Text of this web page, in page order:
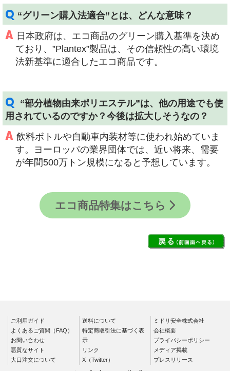
Q “グリーン購入法適合”とは、どんな意味？
A 日本政府は、エコ商品のグリーン購入基準を決め
ており、”Plantex”製品は、その信頼性の高い環境
法新基準に適合したエコ商品です。
Q
“部分植物由来ポリエステル”は、他の用途でも使
用されているのですか？今後は拡大しそうなの？
A 飲料ボトルや自動車内装材等に使われ始めていま
す。ヨーロッパの業界団体では、近い将来、需要
が年間500万トン規模になると予想しています。
エコ商品特集はこちら
ご利用ガイド
よくあるご質問（FAQ）
お問い合わせ
悪質なサイト
大口注文について
送料について
特定商取引法に基づく表
示
リンク
X（Twitter）
ミドリ安全株式会社
会社概要
プライバシーポリシー
メディア掲載
プレスリリース